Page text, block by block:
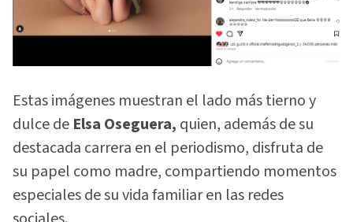
Estas imágenes muestran el lado más tierno y
dulce de Elsa Oseguera, quien, además de su
destacada carrera en el periodismo, disfruta de
su papel como madre, compartiendo momentos
especiales de su vida familiar en las redes